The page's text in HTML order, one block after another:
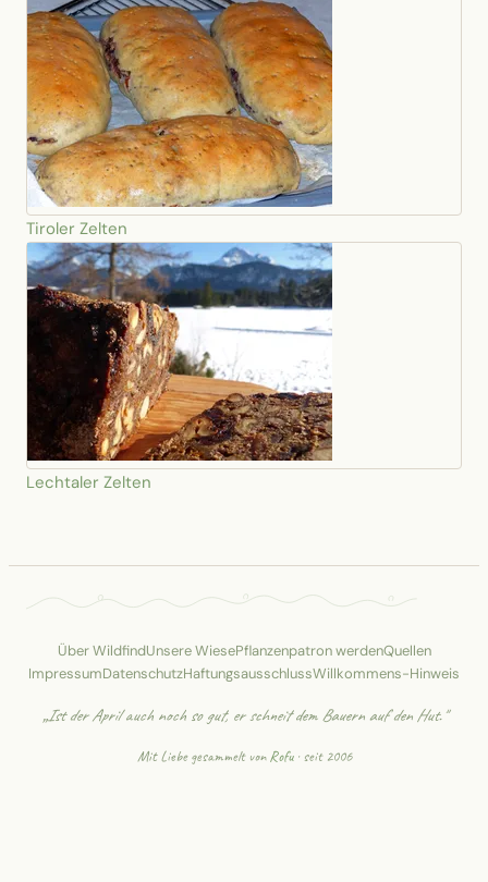
Tiroler Zelten
Lechtaler Zelten
Über WildfindUnsere WiesePflanzenpatron werdenQuellen
ImpressumDatenschutzHaftungsausschlussWillkommens-Hinweis
„Ist der April auch noch so gut, er schneit dem Bauern auf den Hut."
Mit Liebe gesammelt vonRofu· seit 2006